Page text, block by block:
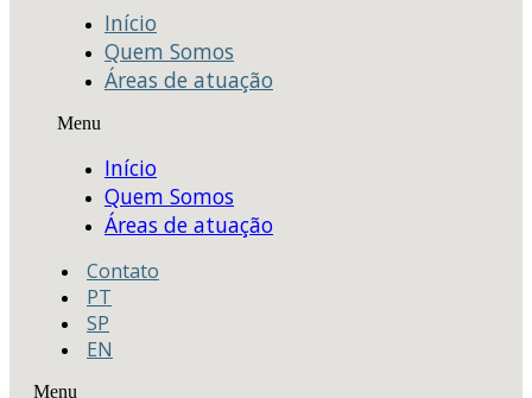
Início
Quem Somos
Áreas de atuação
Menu
Início
Quem Somos
Áreas de atuação
Contato
PT
SP
EN
Menu